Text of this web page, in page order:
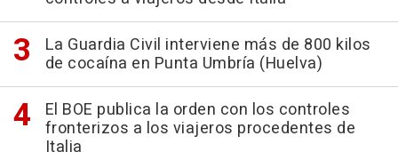
La Guardia Civil interviene más de 800 kilos
de cocaína en Punta Umbría (Huelva)
El BOE publica la orden con los controles
fronterizos a los viajeros procedentes de
Italia